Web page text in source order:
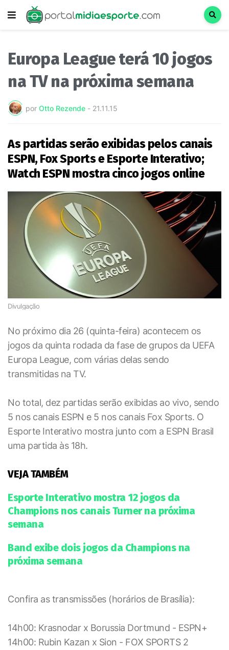
Europa League terá 10 jogos
na TV na próxima semana
por Otto Rezende - 21.11.15
As partidas serão exibidas pelos canais
ESPN, Fox Sports e Esporte Interativo;
Watch ESPN mostra cinco jogos online
Divulgação
No próximo dia 26 (quinta-feira) acontecem os
jogos da quinta rodada da fase de grupos da UEFA
Europa League, com várias delas sendo
transmitidas na TV.
No total, dez partidas serão exibidas ao vivo, sendo
5 nos canais ESPN e 5 nos canais Fox Sports. O
Esporte Interativo mostra junto com a ESPN Brasil
uma partida às 18h.
VEJA TAMBÉM
Esporte Interativo mostra 12 jogos da
Champions nos canais Turner na próxima
semana
Band exibe dois jogos da Champions na
próxima semana
Confira as transmissões (horários de Brasília):
14h00: Krasnodar x Borussia Dortmund - ESPN+
14h00: Rubin Kazan x Sion - FOX SPORTS 2